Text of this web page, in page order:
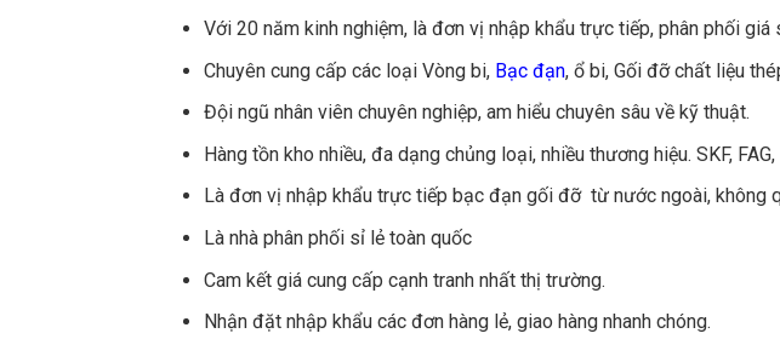
Với 20 năm kinh nghiệm, là đơn vị nhập khẩu trực tiếp, phân phối giá
Chuyên cung cấp các loại Vòng bi, Bạc đạn, ổ bi, Gối đỡ chất liệu
Đội ngũ nhân viên chuyên nghiệp, am hiểu chuyên sâu về kỹ thuật.
Hàng tồn kho nhiều, đa dạng chủng loại, nhiều thương hiệu. SKF,
Là đơn vị nhập khẩu trực tiếp bạc đạn gối đỡ từ nước ngoài, không
Là nhà phân phối sỉ lẻ toàn quốc
Cam kết giá cung cấp cạnh tranh nhất thị trường.
Nhận đặt nhập khẩu các đơn hàng lẻ, giao hàng nhanh chóng.